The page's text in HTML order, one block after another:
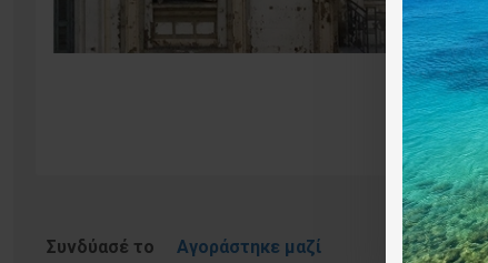
Συνδύασέ το Αγοράστηκε μαζί